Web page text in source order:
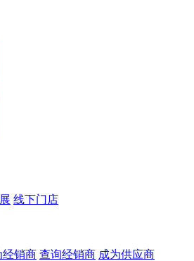
线下门店
经销商 查询经销商 成为供应商